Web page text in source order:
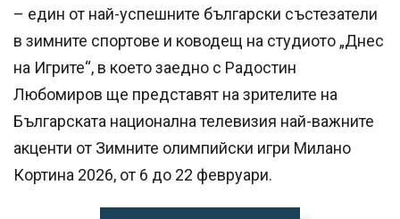
– един от най-успешните български състезатели
в зимните спортове и ководещ на студиото „Днес
на Игрите“, в което заедно с Радостин
Любомиров ще представят на зрителите на
Българската национална телевизия най-важните
акценти от Зимните олимпийски игри Милано
Кортина 2026, от 6 до 22 февруари.